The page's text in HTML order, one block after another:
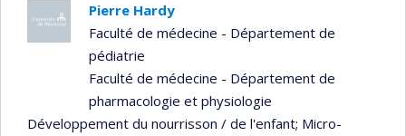
Pierre Hardy
Faculté de médecine - Département de
pédiatrie
Faculté de médecine - Département de
pharmacologie et physiologie
Développement du nourrisson / de l'enfant; Micro-